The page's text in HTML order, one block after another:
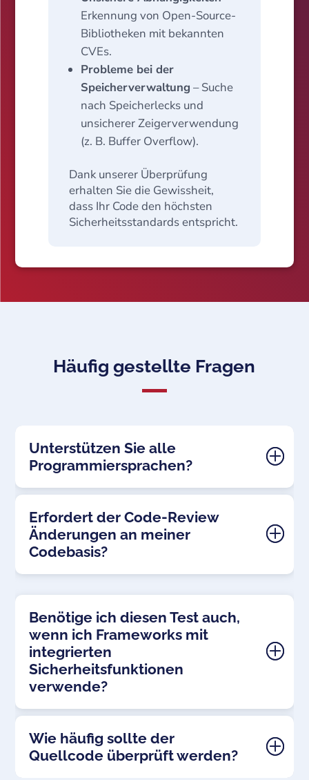
Erkennung von Open-Source-
Bibliotheken mit bekannten
CVEs.
Probleme bei der
Speicherverwaltung – Suche
nach Speicherlecks und
unsicherer Zeigerverwendung
(z. B. Buffer Overflow).
Dank unserer Überprüfung
erhalten Sie die Gewissheit,
dass Ihr Code den höchsten
Sicherheitsstandards entspricht.
Häufig gestellte Fragen
Unterstützen Sie alle
Programmiersprachen?
Erfordert der Code-Review
Änderungen an meiner
Codebasis?
Benötige ich diesen Test auch,
wenn ich Frameworks mit
integrierten
Sicherheitsfunktionen
verwende?
Wie häufig sollte der
Quellcode überprüft werden?